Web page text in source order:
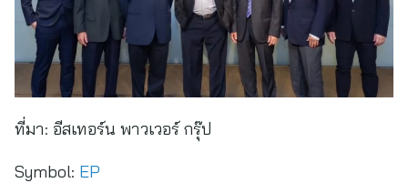
ที่มา: อีสเทอร์น พาวเวอร์ กรุ๊ป
Symbol: EP